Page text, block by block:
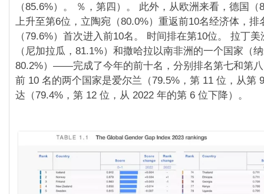
（85.6%）。 ％，第四）。 此外，从欧洲来看，德国（
上升至第6位，立陶宛（80.0%）重返前10名经济体，
（79.6%）首次进入前10名。 时间排在第10位。 拉丁
（尼加拉瓜，81.1%）和撒哈拉以南非洲的一个国家（
80.2%）——完成了今年的前十名，分别排名第七和第
前 10 名的两个国家是爱尔兰（79.5%，第 11 位，从第
达（79.4%，第 12 位，从 2022 年的第 6 位下降）。